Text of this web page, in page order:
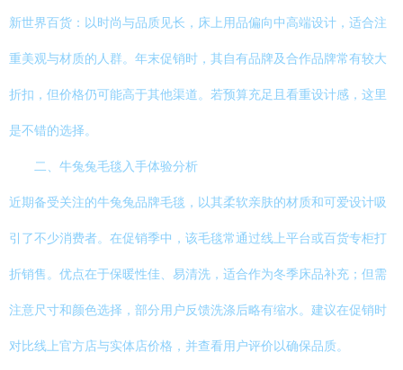
新世界百货：以时尚与品质见长，床上用品偏向中高端设计，适合注
重美观与材质的人群。年末促销时，其自有品牌及合作品牌常有较大
折扣，但价格仍可能高于其他渠道。若预算充足且看重设计感，这里
是不错的选择。
二、牛兔兔毛毯入手体验分析
近期备受关注的牛兔兔品牌毛毯，以其柔软亲肤的材质和可爱设计吸
引了不少消费者。在促销季中，该毛毯常通过线上平台或百货专柜打
折销售。优点在于保暖性佳、易清洗，适合作为冬季床品补充；但需
注意尺寸和颜色选择，部分用户反馈洗涤后略有缩水。建议在促销时
对比线上官方店与实体店价格，并查看用户评价以确保品质。